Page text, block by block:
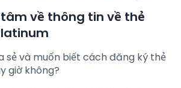
về thông tin về thẻ
sẻ và muốn biết cách đăng ký thẻ
giờ không?